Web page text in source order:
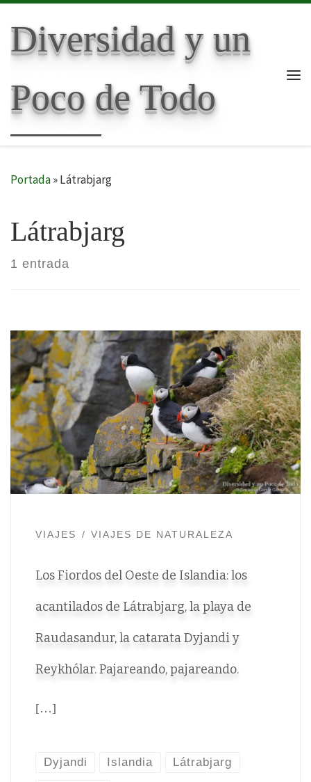
Diversidad y un
Poco de Todo
Portada»Látrabjarg
Látrabjarg
1 entrada
VIAJES VIAJES DE NATURALEZA
Los Fiordos del Oeste de Islandia: los
acantilados de Látrabjarg, la playa de
Raudasandur, la catarata Dyjandi y
Reykhólar. Pajareando, pajareando.
[…]
Dyjandi Islandia Látrabjarg